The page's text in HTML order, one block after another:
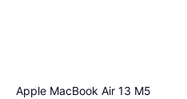
Apple MacBook Air 13 M5